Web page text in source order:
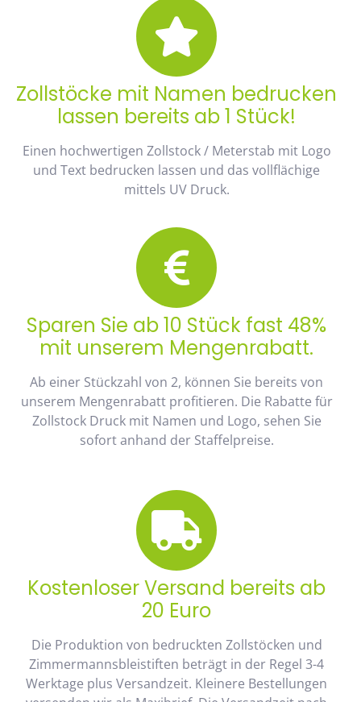
Zollstöcke mit Namen bedrucken
lassen bereits ab 1 Stück!
Einen hochwertigen Zollstock / Meterstab mit Logo
und Text bedrucken lassen und das vollflächige
mittels UV Druck.
Sparen Sie ab 10 Stück fast 48%
mit unserem Mengenrabatt.
Ab einer Stückzahl von 2, können Sie bereits von
unserem Mengenrabatt profitieren. Die Rabatte für
Zollstock Druck mit Namen und Logo, sehen Sie
sofort anhand der Staffelpreise.
Kostenloser Versand bereits ab
20 Euro
Die Produktion von bedruckten Zollstöcken und
Zimmermannsbleistiften beträgt in der Regel 3-4
Werktage plus Versandzeit. Kleinere Bestellungen